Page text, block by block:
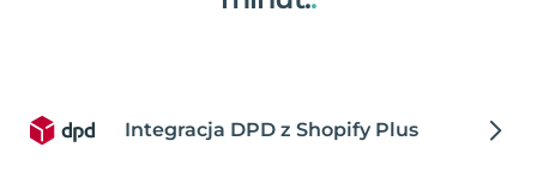
Integracja DPD z Shopify Plus